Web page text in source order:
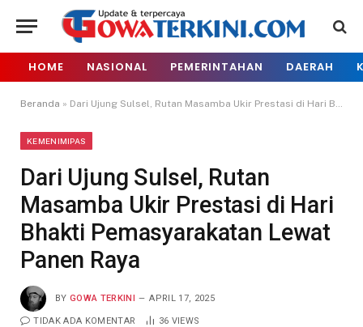
HOME NASIONAL PEMERINTAHAN DAERAH
Beranda » Dari Ujung Sulsel, Rutan Masamba Ukir Prestasi di Hari Bhakti Pemasyarakatan Lewat Panen Raya
KEMENIMIPAS
Dari Ujung Sulsel, Rutan
Masamba Ukir Prestasi di Hari
Bhakti Pemasyarakatan Lewat
Panen Raya
BY GOWA TERKINI APRIL 17, 2025
TIDAK ADA KOMENTAR 36 VIEWS